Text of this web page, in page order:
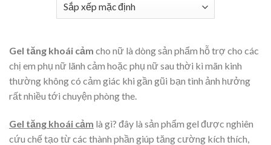
Gel tăng khoái cảm cho nữ là dòng sản phẩm hỗ trợ cho các
chị em phụ nữ lãnh cảm hoặc phụ nữ sau thời kì mãn kinh
thường không có cảm giác khi gần gũi bạn tình ảnh hưởng
rất nhiều tới chuyện phòng the.
Gel tăng khoái cảm là gì? đây là sản phẩm gel được nghiên
cứu chế tạo từ các thành phần giúp tăng cường kích thích,